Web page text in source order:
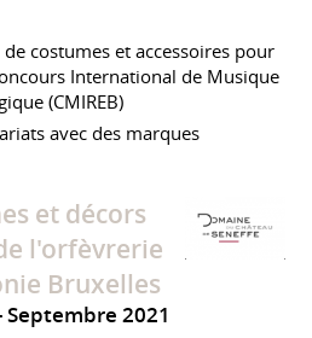
costumes et accessoires pour
International de Musique
(CMIREB)
avec des marques
et décors
l'orfèvrerie
Bruxelles
Septembre 2021